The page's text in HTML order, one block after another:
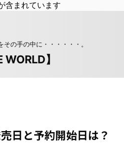
含まれています
の手の中に・・・・・・。
WORLD】
日と予約開始日は？